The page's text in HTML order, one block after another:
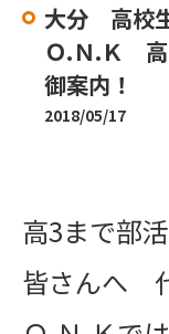
大分 高校
Ｏ.Ｎ.Ｋ 高
御案内！
2018/05/17
高3まで部
皆さんへ